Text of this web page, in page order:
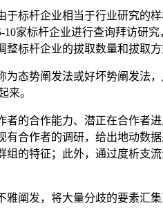
杆企业相当于行业研究的
家标杆企业进行查询拜访研
标杆企业的拔取数量和拔取方
态势阐发法或好坏势阐发法
来。
合作能力、潜正在合作者
合作者的调研，给出地动
的特征；此外，通过度析
发，将大量分歧的要素汇